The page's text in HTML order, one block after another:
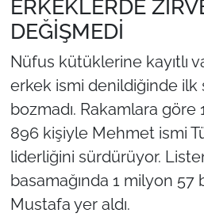
ERKEKLERDE
DEĞİŞMEDİ
Nüfus kütüklerine kayıtlı
erkek ismi denildiğinde ilk
bozmadı. Rakamlara göre
896 kişiyle Mehmet ismi
liderliğini sürdürüyor.
basamağında 1 milyon 57
Mustafa yer aldı.